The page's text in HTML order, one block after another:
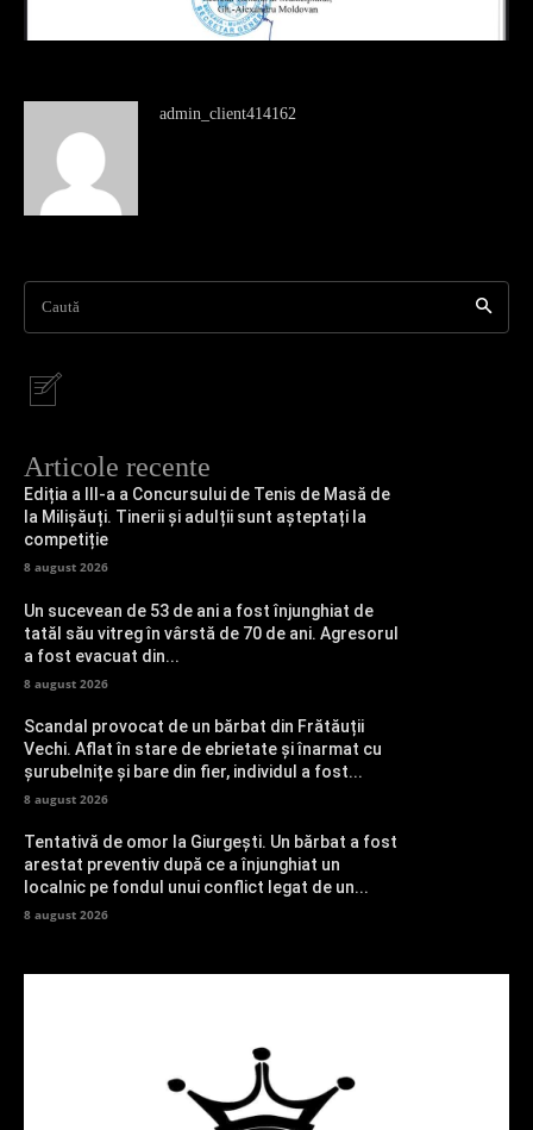
admin_client414162
Caută
Articole recente
Ediția a III-a a Concursului de Tenis de Masă de
la Milișăuți. Tinerii și adulții sunt așteptați la
competiție
8 august 2026
Un sucevean de 53 de ani a fost înjunghiat de
tatăl său vitreg în vârstă de 70 de ani. Agresorul
a fost evacuat din...
8 august 2026
Scandal provocat de un bărbat din Frătăuții
Vechi. Aflat în stare de ebrietate și înarmat cu
șurubelnițe și bare din fier, individul a fost...
8 august 2026
Tentativă de omor la Giurgești. Un bărbat a fost
arestat preventiv după ce a înjunghiat un
localnic pe fondul unui conflict legat de un...
8 august 2026